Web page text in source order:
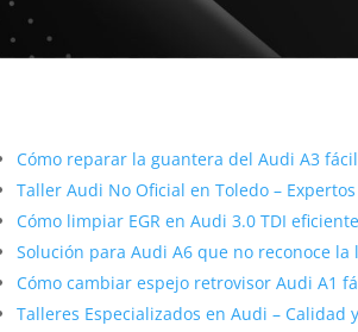
Cómo reparar la guantera del Audi A3
Taller Audi No Oficial en Toledo –
Cómo limpiar EGR en Audi 3.0 TDI
Solución para Audi A6 que no reconoce la
Cómo cambiar espejo retrovisor Audi A1
Talleres Especializados en Audi – Calidad